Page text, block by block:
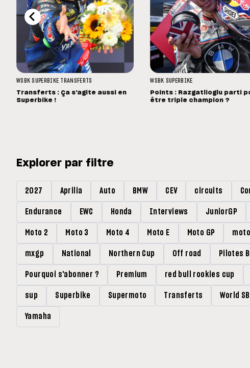
WSBK SUPERBIKE TRANSFERTS
Transferts : Ça s'agite aussi en
Superbike !
WSBK SUPERBIKE
Points : Razgatlioglu parti
être triple champion ?
Explorer par filtre
2027 Aprilia Auto BMW CEV circuits
Endurance EWC Honda Interviews JuniorGP
Moto 2 Moto 3 Moto 4 Moto E Moto GP
mxgp National Northern Cup Off road Pilotes
Pourquoi s'abonner ? Premium red bull rookies cup
sup Superbike Supermoto Transferts World
Yamaha